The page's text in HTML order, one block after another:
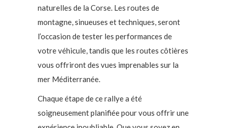
naturelles de la Corse. Les routes de
montagne, sinueuses et techniques, seront
l’occasion de tester les performances de
votre véhicule, tandis que les routes côtières
vous offriront des vues imprenables sur la
mer Méditerranée.
Chaque étape de ce rallye a été
soigneusement planifiée pour vous offrir une